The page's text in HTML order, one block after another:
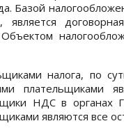
Базой
является
налога, по
плательщиками
НДС в органах
являются все